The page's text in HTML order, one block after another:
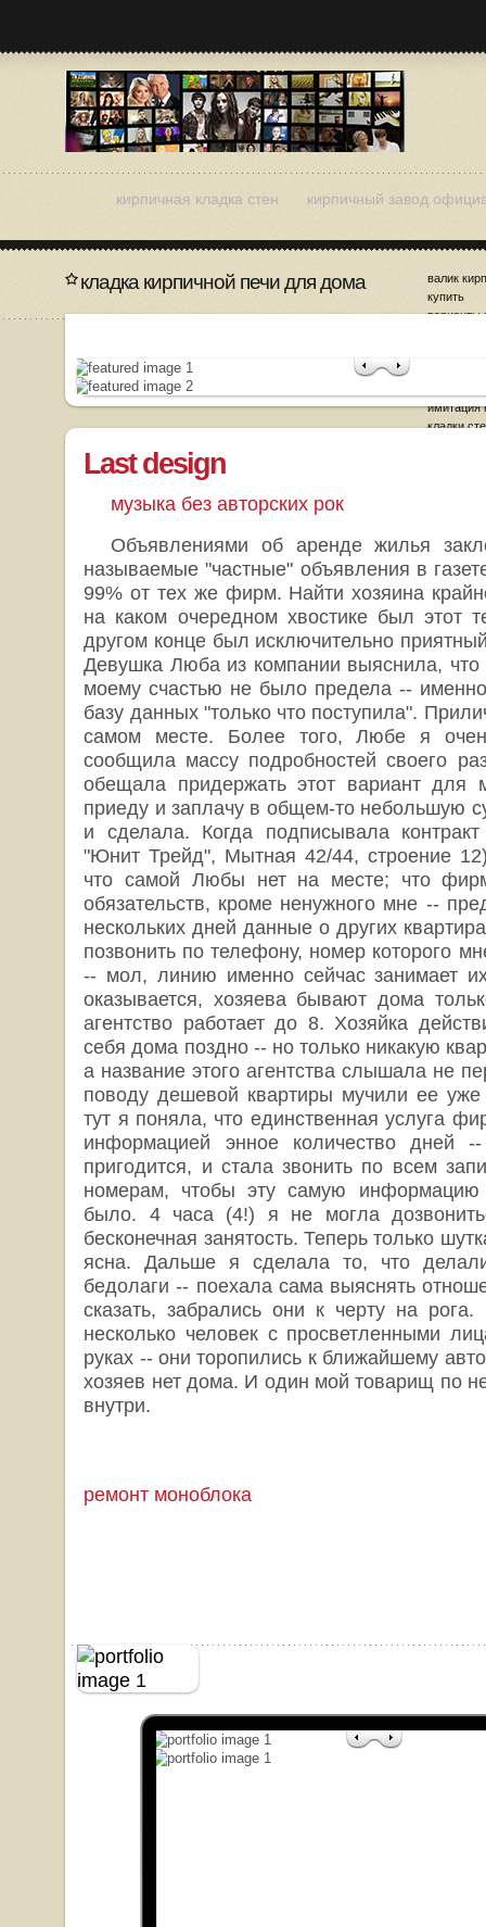
кирпичная кладка стен кирпичный завод
валик
купить
варианты
имитация
кладки
кладка кирпичной печи для дома
Last design
музыка без авторских рок
Объявлениями об аренде жилья
называемые "частные" объявления в
99% от тех же фирм. Найти хозяина
на каком очередном хвостике был этот
другом конце был исключительно
Девушка Люба из компании выяснила, что
моему счастью не было предела --
базу данных "только что поступила".
самом месте. Более того, Любе я
сообщила массу подробностей своего
обещала придержать этот вариант для
приеду и заплачу в общем-то небольшую
и сделала. Когда подписывала
"Юнит Трейд", Мытная 42/44, строение
что самой Любы нет на месте; что
обязательств, кроме ненужного мне --
нескольких дней данные о других
позвонить по телефону, номер которого
-- мол, линию именно сейчас занимает
оказывается, хозяева бывают дома
агентство работает до 8. Хозяйка
себя дома поздно -- но только никакую
а название этого агентства слышала не
поводу дешевой квартиры мучили ее уже
тут я поняла, что единственная услуга
информацией энное количество дней
пригодится, и стала звонить по всем
номерам, чтобы эту самую информацию
было. 4 часа (4!) я не могла
бесконечная занятость. Теперь только
ясна. Дальше я сделала то, что
бедолаги -- поехала сама выяснять
сказать, забрались они к черту на
несколько человек с просветленными
руках -- они торопились к ближайшему
хозяев нет дома. И один мой товарищ по
внутри.
ремонт моноблока